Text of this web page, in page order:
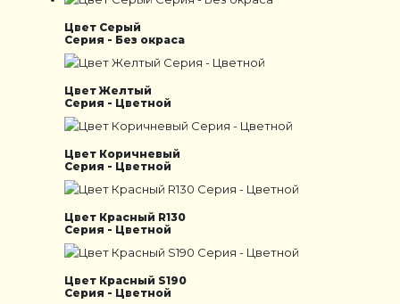
Цвет Серый
Серия - Без окраса
Цвет Желтый
Серия - Цветной
Цвет Коричневый
Серия - Цветной
Цвет Красный R130
Серия - Цветной
Цвет Красный S190
Серия - Цветной